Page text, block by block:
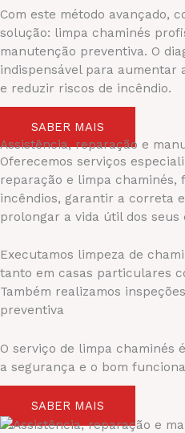
Com este método avançado,
solução: limpa chaminés
manutenção preventiva. O
indispensável para aumentar
e reduzir riscos de incêndio.
SABER MAIS
Assistência, reparação e
Oferecemos serviços
reparação e limpa chaminés,
incêndios, garantir a correta
prolongar a vida útil dos seus
Executamos limpeza de
tanto em casas particulares
Também realizamos
preventiva
O serviço de limpa chaminés
a segurança e o bom
SABER MAIS